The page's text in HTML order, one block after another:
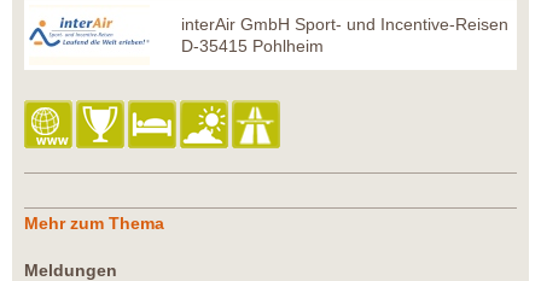
interAir GmbH Sport- und Incentive-Reisen
D-35415 Pohlheim
Mehr zum Thema
Meldungen